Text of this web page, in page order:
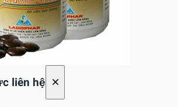
liên hệ